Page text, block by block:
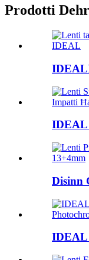
Prodotti
IDEAL
Disinn
IDEAL